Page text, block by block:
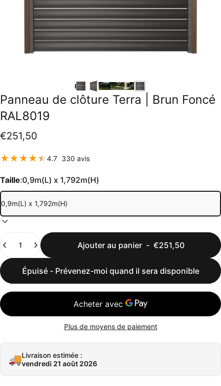
Panneau de clôture Terra Brun Foncé
RAL8019
€251,50
4.7 330 avis330 total des critiques
Taille:0,9m(L) x 1,792m(H)
Quantité
Ajouter au panier- €251,50
Épuisé - Prévenez-moi quand il sera disponible
Plus de moyens de paiement
🚚Livraison estimée :
vendredi 21 août 2026